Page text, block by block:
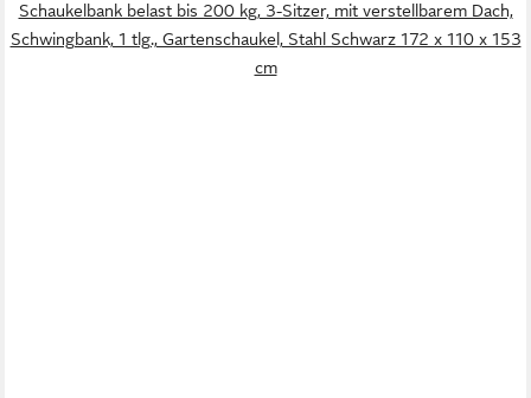
Schaukelbank belast bis 200 kg, 3-Sitzer, mit verstellbarem Dach,
Schwingbank, 1 tlg., Gartenschaukel, Stahl Schwarz 172 x 110 x 153
cm